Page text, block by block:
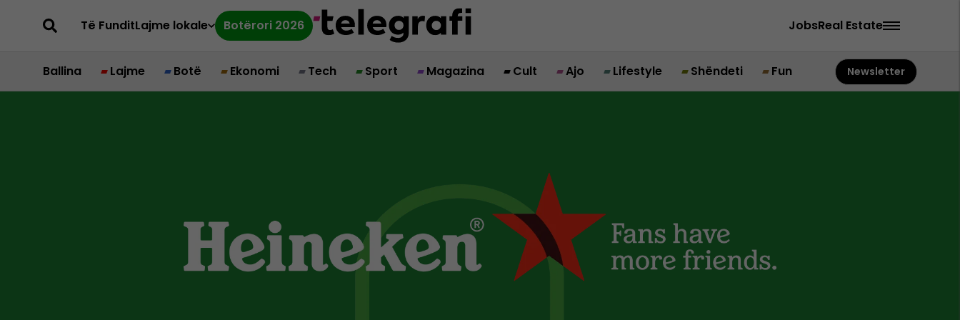
Të FunditLajme lokale Botërori 2026 JobsReal Estate
Ballina Lajme Botë Ekonomi Tech Sport Magazina Cult Ajo Lifestyle Shëndeti Fun Newsletter